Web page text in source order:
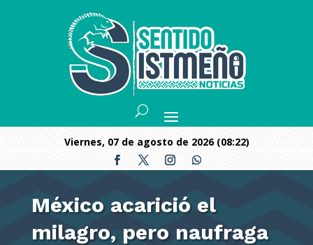
viernes, 07 de agosto de 2026 (08:22)
México acarició el
milagro, pero naufraga